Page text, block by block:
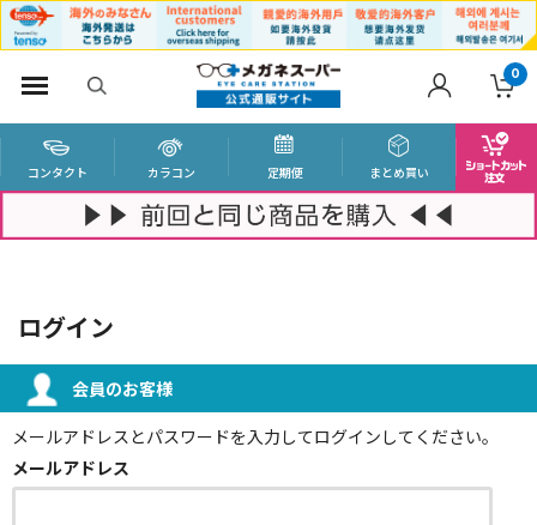
0
コンタクト カラコン 定期便 まとめ買い
ログイン
会員のお客様
メールアドレスとパスワードを入力してログインしてください。
メールアドレス